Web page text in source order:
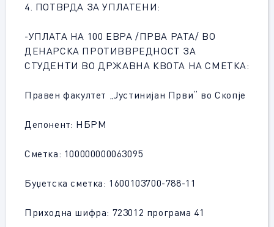
4. ПОТВРДА ЗА УПЛАТЕНИ:
-УПЛАТА НА 100 ЕВРА /ПРВА РАТА/ ВО
ДЕНАРСКА ПРОТИВВРЕДНОСТ ЗА
СТУДЕНТИ ВО ДРЖАВНА КВОТА НА СМЕТКА:
Правен факултет „Јустинијан Први“ во Скопје
Депонент: НБРМ
Сметка: 100000000063095
Буџетска сметка: 1600103700-788-11
Приходна шифра: 723012 програма 41